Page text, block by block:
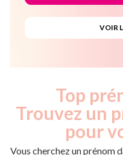
Top
Trouvez un
pour
Vous cherchez un prénom